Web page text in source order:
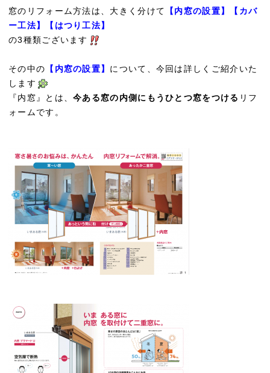
窓のリフォーム方法は、大きく分けて 【内窓の設置】
【カバ
ー工法】
【はつり工法】
の3種類ございます
その中の 【内窓の設置】 について、今回は詳しくご紹介いた
します
『内窓』とは、今ある窓の内側にもうひとつ窓をつける リフ
ォームです。